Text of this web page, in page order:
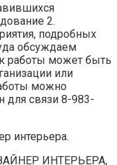
2.
подробных
обсуждаем
работы может быть
или
можно
для связи 8-983-
интерьера.
ИНТЕРЬЕРА,